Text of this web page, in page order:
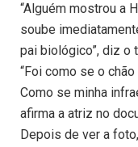
“Alguém mostrou a
soube
pai biológico”, diz o
“Foi como se o
Como se minha
afirma a atriz no
Depois de ver a